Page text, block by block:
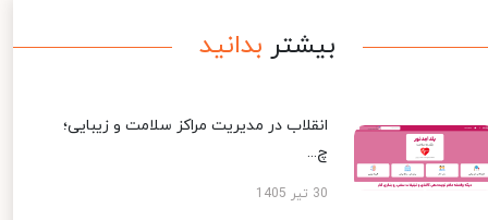
بیشتر بدانید
انقلاب در مدیریت مراکز سلامت و زیبایی؛
چ...
30 تیر 1405